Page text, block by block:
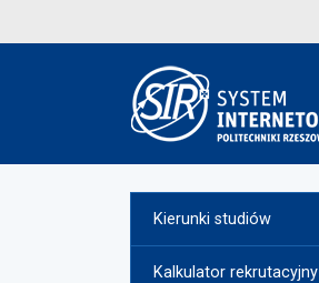
Kierunki studiów
Kalkulator rekrutacyjny